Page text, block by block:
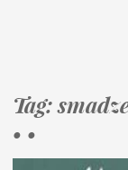
Tag:
• •